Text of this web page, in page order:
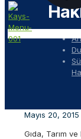
Mayıs 20, 2015
Gıda, Tarım ve